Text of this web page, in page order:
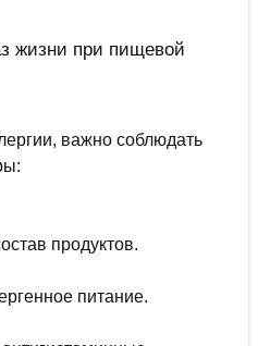
жизни при пищевой
важно соблюдать
продуктов.
питание.